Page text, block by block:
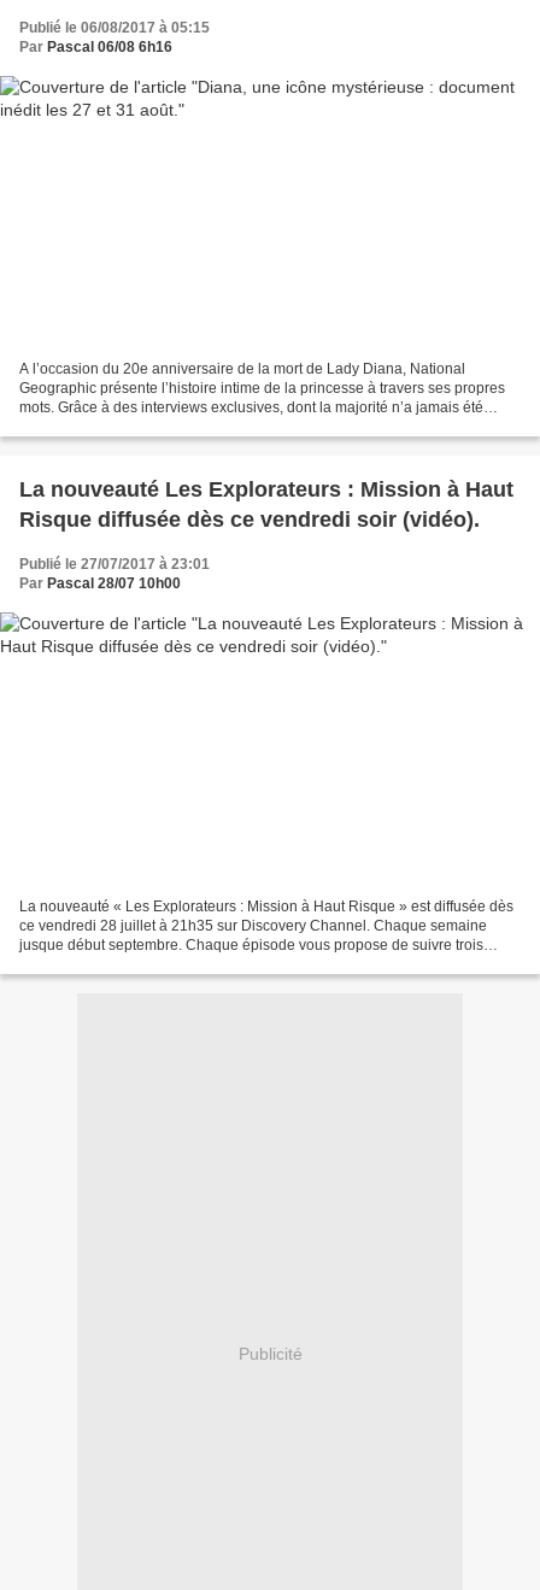
Publié le 06/08/2017 à 05:15
Par Pascal 06/08 6h16
A l’occasion du 20e anniversaire de la mort de Lady Diana, National
Geographic présente l’histoire intime de la princesse à travers ses propres
mots. Grâce à des interviews exclusives, dont la majorité n’a jamais été
La nouveauté Les Explorateurs : Mission à Haut
Risque diffusée dès ce vendredi soir (vidéo).
Publié le 27/07/2017 à 23:01
Par Pascal 28/07 10h00
La nouveauté « Les Explorateurs : Mission à Haut Risque » est diffusée dès
ce vendredi 28 juillet à 21h35 sur Discovery Channel. Chaque semaine
jusque début septembre. Chaque épisode vous propose de suivre trois
Publicité